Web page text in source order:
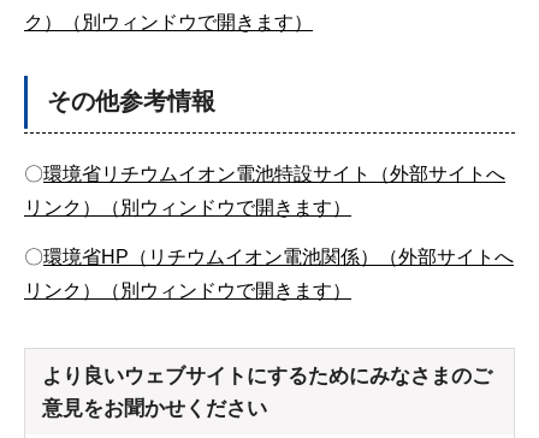
ク）（別ウィンドウで開きます）
その他参考情報
〇環境省リチウムイオン電池特設サイト（外部サイトへ
リンク）（別ウィンドウで開きます）
〇環境省HP（リチウムイオン電池関係）（外部サイトへ
リンク）（別ウィンドウで開きます）
より良いウェブサイトにするためにみなさまのご
意見をお聞かせください